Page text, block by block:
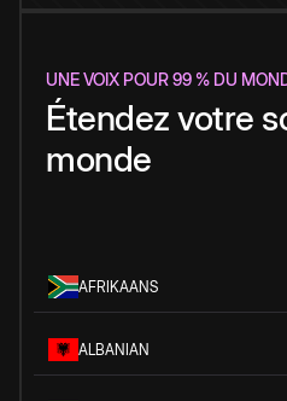
UNE VOIX POUR 99 % DU
Étendez votre
monde
AFRIKAANS
ALBANIAN